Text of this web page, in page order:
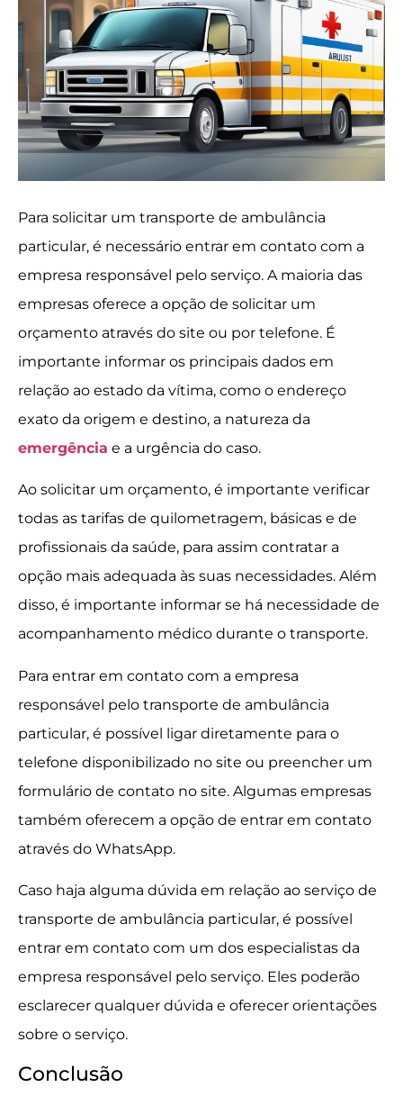
Para solicitar um transporte de ambulância
particular, é necessário entrar em contato com a
empresa responsável pelo serviço. A maioria das
empresas oferece a opção de solicitar um
orçamento através do site ou por telefone. É
importante informar os principais dados em
relação ao estado da vítima, como o endereço
exato da origem e destino, a natureza da
emergência e a urgência do caso.
Ao solicitar um orçamento, é importante verificar
todas as tarifas de quilometragem, básicas e de
profissionais da saúde, para assim contratar a
opção mais adequada às suas necessidades. Além
disso, é importante informar se há necessidade de
acompanhamento médico durante o transporte.
Para entrar em contato com a empresa
responsável pelo transporte de ambulância
particular, é possível ligar diretamente para o
telefone disponibilizado no site ou preencher um
formulário de contato no site. Algumas empresas
também oferecem a opção de entrar em contato
através do WhatsApp.
Caso haja alguma dúvida em relação ao serviço de
transporte de ambulância particular, é possível
entrar em contato com um dos especialistas da
empresa responsável pelo serviço. Eles poderão
esclarecer qualquer dúvida e oferecer orientações
sobre o serviço.
Conclusão